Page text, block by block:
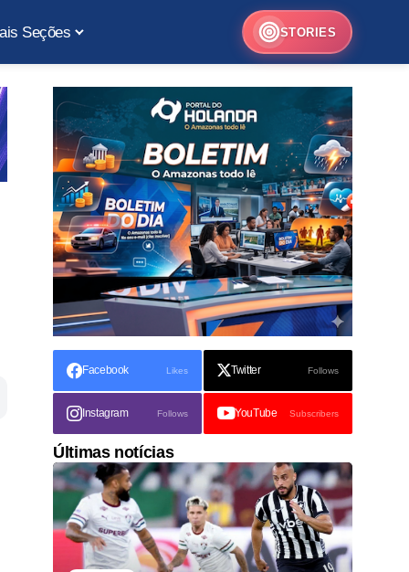
Seções STORIES
Facebook Likes Twitter Follows
Instagram Follows YouTube Subscribers
Últimas notícias